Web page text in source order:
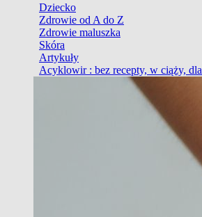
Dziecko
Zdrowie od A do Z
Zdrowie maluszka
Skóra
Artykuły
Acyklowir : bez recepty, w ciąży,